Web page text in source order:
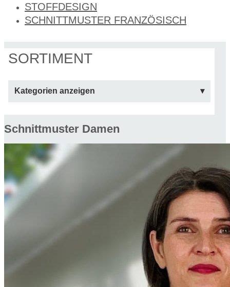
STOFFDESIGN
SCHNITTMUSTER FRANZÖSISCH
SORTIMENT
Kategorien anzeigen
Schnittmuster Damen